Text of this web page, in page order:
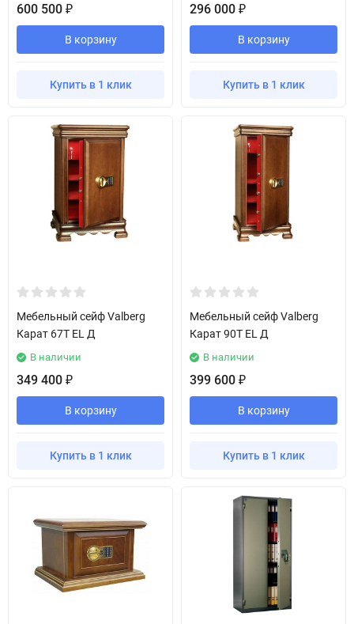
600 500 ₽
В корзину
Купить в 1 клик
296 000 ₽
В корзину
Купить в 1 клик
Мебельный сейф Valberg
Карат 67T EL Д
В наличии
349 400 ₽
В корзину
Купить в 1 клик
Мебельный сейф Valberg
Карат 90T EL Д
В наличии
399 600 ₽
В корзину
Купить в 1 клик